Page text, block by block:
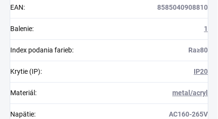
EAN: 8585040908810
Balenie: 1
Index podania farieb: Ra≥80
Krytie (IP): IP20
Materiál : metal/acryl
Napätie: AC160-265V